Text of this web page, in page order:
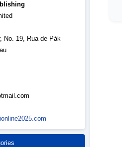
No. 19, Rua de Pa̍k-